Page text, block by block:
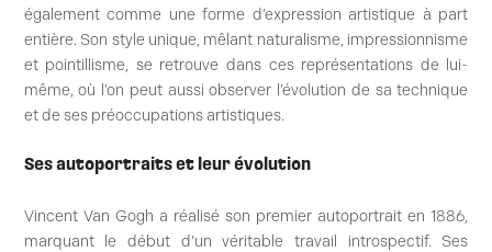
également comme une forme d’expression artistique à part
entière. Son style unique, mêlant naturalisme, impressionnisme
et pointillisme, se retrouve dans ces représentations de lui-
même, où l’on peut aussi observer l’évolution de sa technique
et de ses préoccupations artistiques.
Ses autoportraits et leur évolution
Vincent Van Gogh a réalisé son premier autoportrait en 1886,
marquant le début d’un véritable travail introspectif. Ses